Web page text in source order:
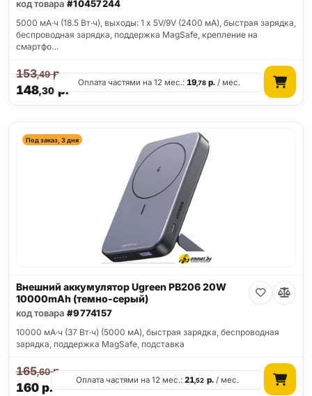
код товара #10457244
5000 мА·ч (18.5 Вт·ч), выходы: 1 x 5V/9V (2400 мА), быстрая зарядка,
беспроводная зарядка, поддержка MagSafe, крепление на
смартфо…
148,30р.
153,49р.
Оплата частями на 12 мес.:19,78 р. / мес.
Под заказ, 3 дня
Внешний аккумулятор Ugreen PB206 20W
10000mAh (темно-серый)
код товара #9774157
10000 мА·ч (37 Вт·ч) (5000 мА), быстрая зарядка, беспроводная
зарядка, поддержка MagSafe, подставка
160р.
165,60р.
Оплата частями на 12 мес.:21,52 р./ мес.